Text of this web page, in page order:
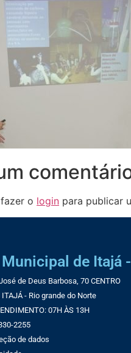
o login para publicar
de Itajá
de Deus Barbosa, 70 CENTRO
ITAJÁ - Rio grande do Norte
07H ÀS 13H
2255
de dados